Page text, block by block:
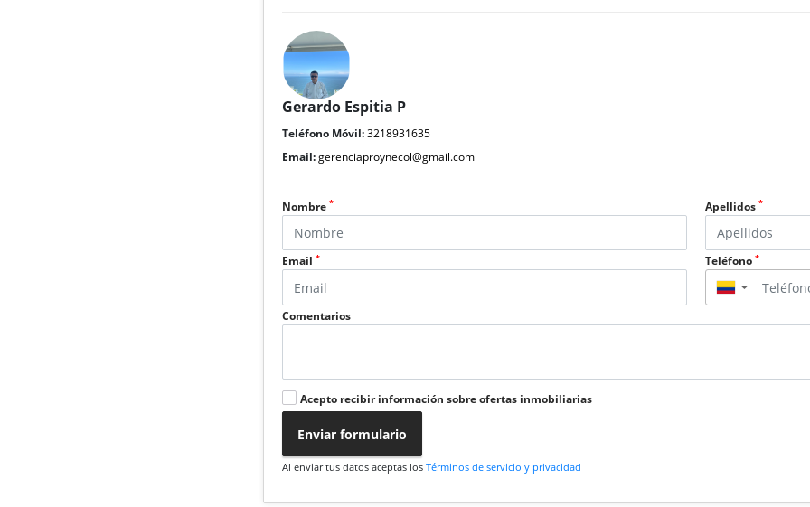
Gerardo Espitia P
Teléfono Móvil:3218931635
Email:gerenciaproynecol@gmail.com
Nombre* Apellidos *
Email* Teléfono *
▼
Comentarios
Acepto recibir información sobre ofertas inmobiliarias
Enviar formulario
Al enviar tus datos aceptas losTérminos de servicio y privacidad